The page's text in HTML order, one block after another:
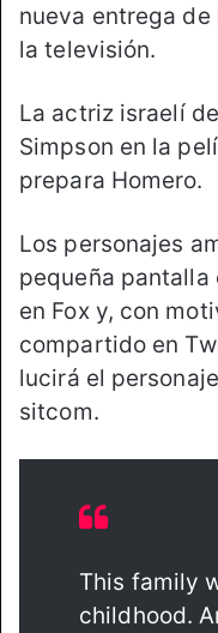
nueva entrega
la televisión.
La actriz israelí
Simpson en la
prepara Homero.
Los personajes
pequeña pantalla
en Fox y, con
compartido en
lucirá el
sitcom.
This family
childhood.